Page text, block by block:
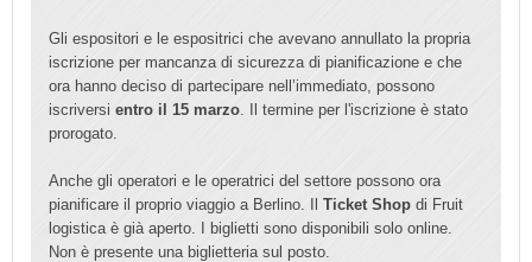
Gli espositori e le espositrici che avevano annullato la propria
iscrizione per mancanza di sicurezza di pianificazione e che
ora hanno deciso di partecipare nell’immediato, possono
iscriversi entro il 15 marzo . Il termine per l'iscrizione è stato
prorogato.
Anche gli operatori e le operatrici del settore possono ora
pianificare il proprio viaggio a Berlino. Il Ticket Shop di Fruit
logistica è già aperto. I biglietti sono disponibili solo online.
Non è presente una biglietteria sul posto.